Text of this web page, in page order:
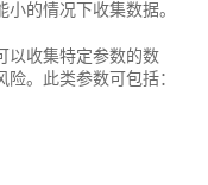
的情况下收集数据。
以收集特定参数的数
。此类参数可包括：